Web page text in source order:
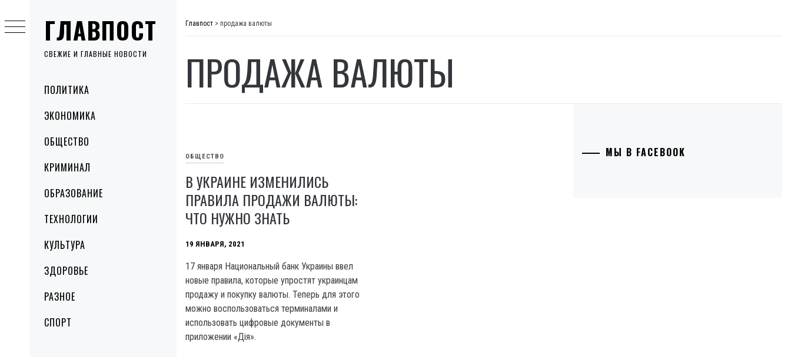
ГЛАВПОСТ
СВЕЖИЕ И ГЛАВНЫЕ НОВОСТИ
MenuПОЛИТИКА
ЭКОНОМИКА
ОБЩЕСТВО
КРИМИНАЛ
ОБРАЗОВАНИЕ
ТЕХНОЛОГИИ
КУЛЬТУРА
ЗДОРОВЬЕ
РАЗНОЕ
СПОРТ
to
content
Главпост > продажа валюты
ПРОДАЖА ВАЛЮТЫ
ОБЩЕСТВО
В УКРАИНЕ ИЗМЕНИЛИСЬ
ПРАВИЛА ПРОДАЖИ ВАЛЮТЫ:
ЧТО НУЖНО ЗНАТЬ
19 ЯНВАРЯ, 2021
17 января Национальный банк Украины ввел
новые правила, которые упростят украинцам
продажу и покупку валюты. Теперь для этого
можно воспользоваться терминалами и
использовать цифровые документы в
приложении «Дія».
МЫ В FACEBOOK